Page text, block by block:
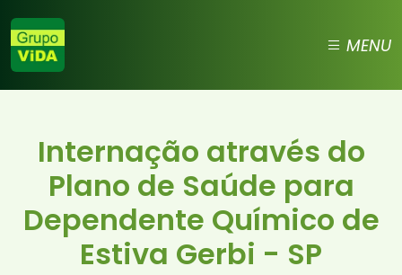
MENU
Internação através do
Plano de Saúde para
Dependente Químico de
Estiva Gerbi - SP